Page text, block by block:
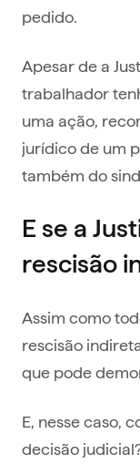
pedido.
Apesar de a
trabalhador
uma ação,
jurídico de um
também do
E se a
rescisão
Assim como
rescisão
que pode
E, nesse caso,
decisão